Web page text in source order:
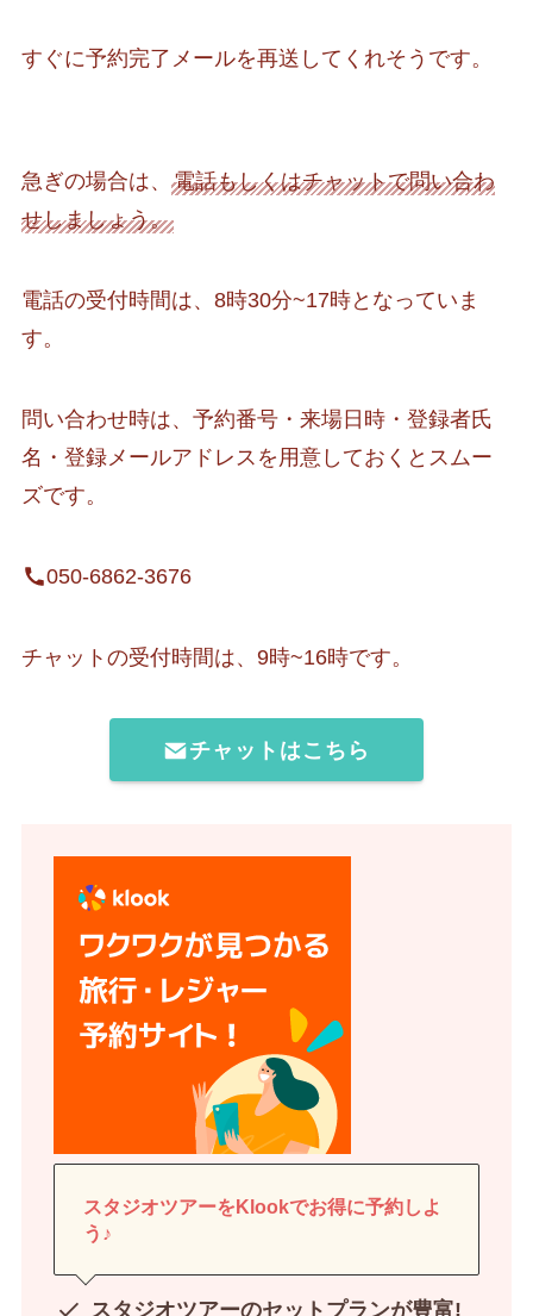
すぐに予約完了メールを再送してくれそうです。
急ぎの場合は、 電話もしくはチャットで問い合わ
せしましょう。
電話の受付時間は、8時30分~17時となっていま
す。
問い合わせ時は、予約番号・来場日時・登録者氏
名・登録メールアドレスを用意しておくとスムー
ズです。
050-6862-3676
チャットの受付時間は、9時~16時です。
チャットはこちら
スタジオツアーをKlookでお得に予約しよ
う♪
スタジオツアーのセットプランが豊富!